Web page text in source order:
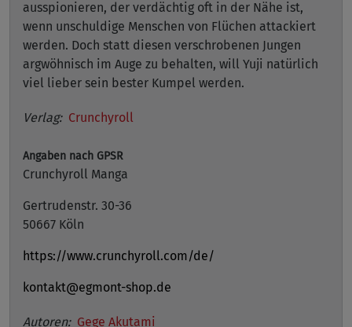
ausspionieren, der verdächtig oft in der Nähe ist,
wenn unschuldige Menschen von Flüchen attackiert
werden. Doch statt diesen verschrobenen Jungen
argwöhnisch im Auge zu behalten, will Yuji natürlich
viel lieber sein bester Kumpel werden.
Verlag: Crunchyroll
Angaben nach GPSR
Crunchyroll Manga
Gertrudenstr. 30-36
50667 Köln
https://www.crunchyroll.com/de/
kontakt@egmont-shop.de
Autoren: Gege Akutami